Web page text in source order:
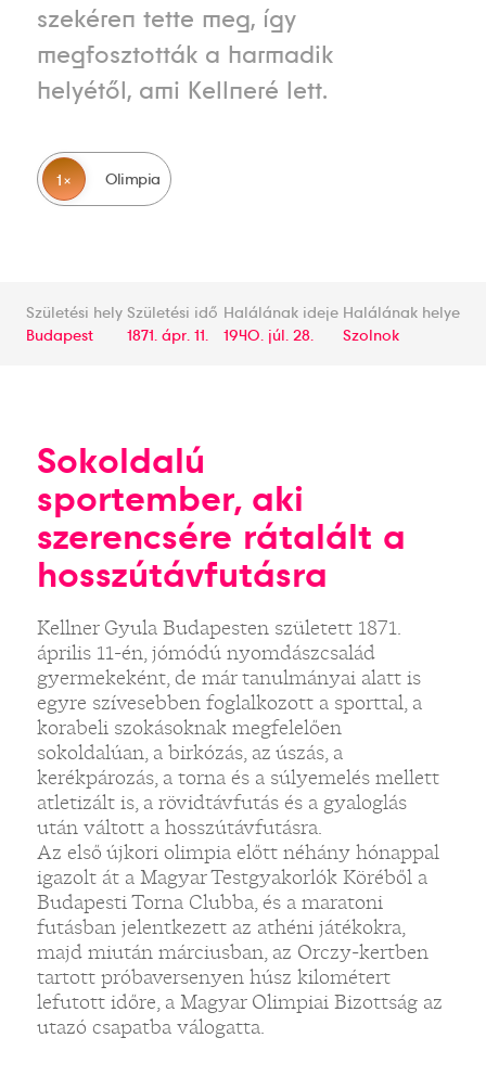
szekéren tette meg, így
megfosztották a harmadik
helyétől, ami Kellneré lett.
1 Olimpia
Születési hely
Budapest
Születési idő
1871. ápr. 11.
Halálának ideje
1940. júl. 28.
Halálának helye
Szolnok
Sokoldalú
sportember, aki
szerencsére rátalált a
hosszútávfutásra
Kellner Gyula Budapesten született 1871.
április 11-én, jómódú nyomdászcsalád
gyermekeként, de már tanulmányai alatt is
egyre szívesebben foglalkozott a sporttal, a
korabeli szokásoknak megfelelően
sokoldalúan, a birkózás, az úszás, a
kerékpározás, a torna és a súlyemelés mellett
atletizált is, a rövidtávfutás és a gyaloglás
után váltott a hosszútávfutásra.
Az első újkori olimpia előtt néhány hónappal
igazolt át a Magyar Testgyakorlók Köréből a
Budapesti Torna Clubba, és a maratoni
futásban jelentkezett az athéni játékokra,
majd miután márciusban, az Orczy-kertben
tartott próbaversenyen húsz kilométert
lefutott időre, a Magyar Olimpiai Bizottság az
utazó csapatba válogatta.